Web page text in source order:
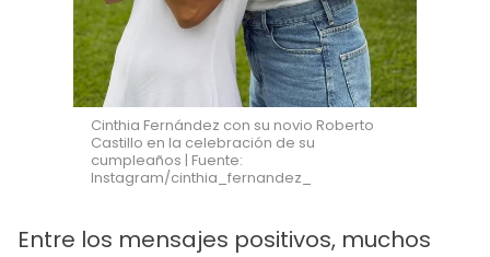
Cinthia Fernández con su novio Roberto
Castillo en la celebración de su
cumpleaños | Fuente:
Instagram/cinthia_fernandez_
Entre los mensajes positivos, muchos